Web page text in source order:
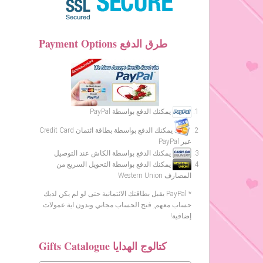
Payment Options طرق الدفع
يمكنك الدفع بواسطة PayPal
يمكنك الدفع بواسطة بطاقة ائتمان Credit Card
عبر PayPal
يمكنك الدفع بواسطة الكاش عند التوصيل
يمكنك الدفع بواسطة التحويل السريع من
المصارف Western Union
* PayPal يقبل بطاقتك الائتمانية حتى لو لم يكن لديك
حساب معهم, فتح الحساب مجاني وبدون اية عمولات
إضافية!
Gifts Catalogue كتالوج الهدايا